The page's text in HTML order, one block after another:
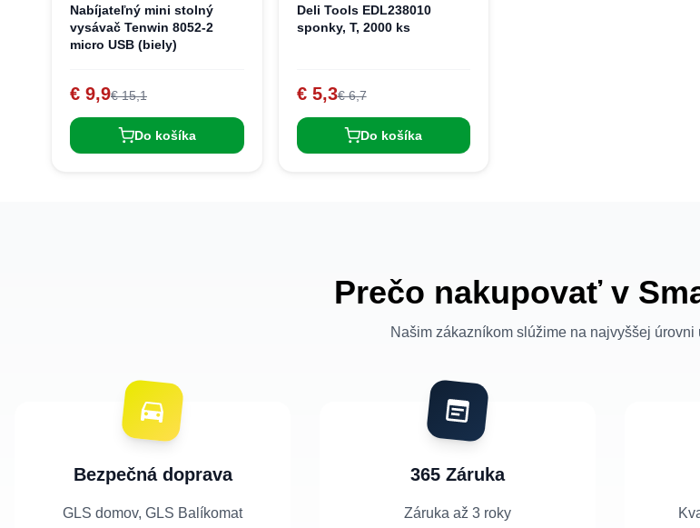
Nabíjateľný mini stolný
vysávač Tenwin 8052-2
micro USB (biely)
€ 9,9€ 15,1
Do košíka
Deli Tools EDL238010
sponky, T, 2000 ks
€ 5,3€ 6,7
Do košíka
Prečo nakupovať v
Našim zákazníkom slúžime na najvyššej úrovni
Bezpečná doprava
GLS domov, GLS Balíkomat
365 Záruka
Záruka až 3 roky